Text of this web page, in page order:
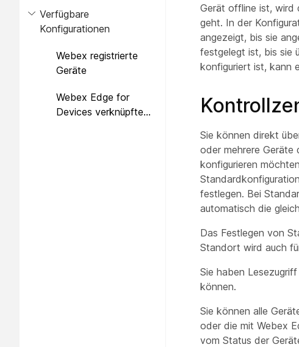
Verfügbare
Konfigurationen
Webex registrierte
Geräte
Webex Edge for
Devices verknüpfte
Gerät offline ist, wird
geht. In der
angezeigt, bis sie
festgelegt ist, bis sie
konfiguriert ist, kann
Sie können direkt
oder mehrere Geräte
konfigurieren
festlegen. Bei
automatisch die
Das Festlegen von
Standort wird auch
Sie haben
können.
Sie können alle
oder die mit Webex
vom Status der